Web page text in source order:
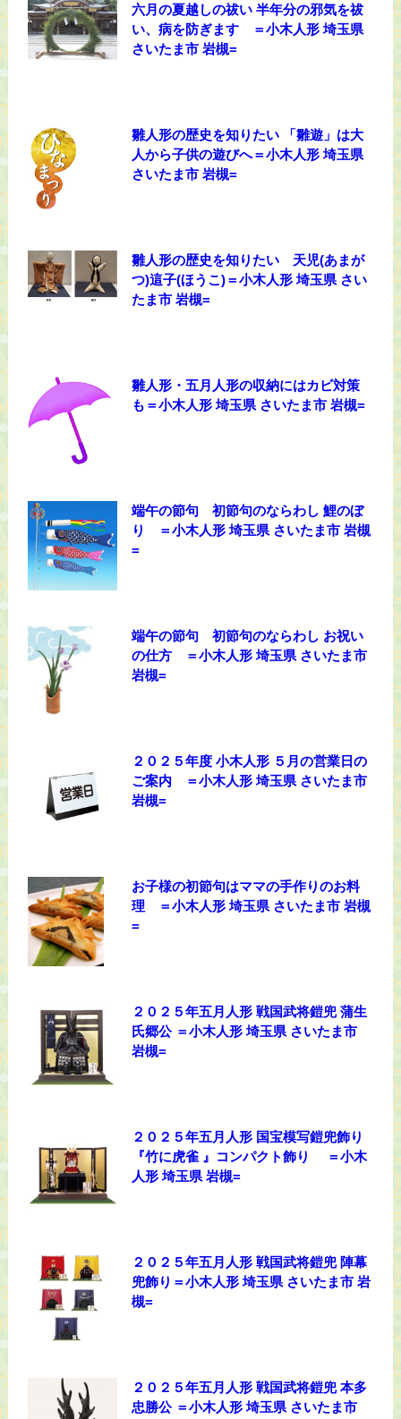
六月の夏越しの祓い 半年分の邪気を祓
い、病を防ぎます ＝小木人形 埼玉県
さいたま市 岩槻=
雛人形の歴史を知りたい 「雛遊」は大
人から子供の遊びへ＝小木人形 埼玉県
さいたま市 岩槻=
雛人形の歴史を知りたい 天児(あまが
つ)這子(ほうこ)＝小木人形 埼玉県 さい
たま市 岩槻=
雛人形・五月人形の収納にはカビ対策
も＝小木人形 埼玉県 さいたま市 岩槻=
端午の節句 初節句のならわし 鯉のぼ
り ＝小木人形 埼玉県 さいたま市 岩槻
=
端午の節句 初節句のならわし お祝い
の仕方 ＝小木人形 埼玉県 さいたま市
岩槻=
２０２５年度 小木人形 ５月の営業日の
ご案内 ＝小木人形 埼玉県 さいたま市
岩槻=
お子様の初節句はママの手作りのお料
理 ＝小木人形 埼玉県 さいたま市 岩槻
=
２０２５年五月人形 戦国武将鎧兜 蒲生
氏郷公 ＝小木人形 埼玉県 さいたま市
岩槻=
２０２５年五月人形 国宝模写鎧兜飾り
『竹に虎雀 』コンパクト飾り ＝小木
人形 埼玉県 岩槻=
２０２５年五月人形 戦国武将鎧兜 陣幕
兜飾り＝小木人形 埼玉県 さいたま市 岩
槻=
２０２５年五月人形 戦国武将鎧兜 本多
忠勝公 ＝小木人形 埼玉県 さいたま市